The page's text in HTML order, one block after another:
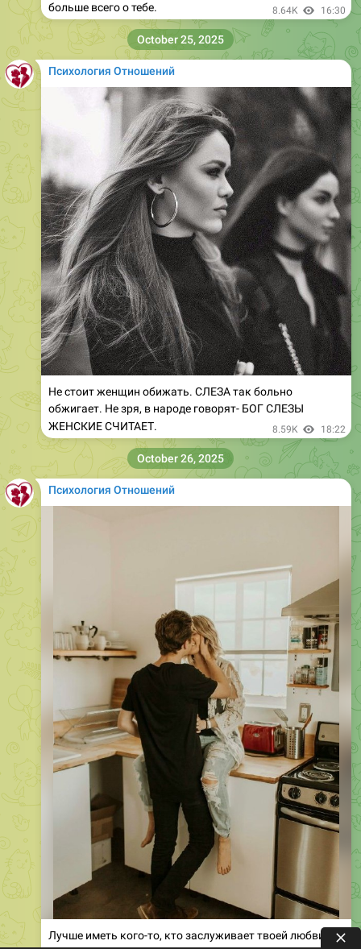
больше всего о тебе.
8.64K 16:30
Психология Отношений
Не стоит женщин обижать. СЛЕЗА так больно
обжигает. Не зря, в народе говорят- БОГ СЛЕЗЫ
ЖЕНСКИЕ СЧИТАЕТ.
8.59K 18:22
October 25, 2025
Психология Отношений
Лучше иметь кого-то, кто заслуживает твоей любви,
October 26, 2025